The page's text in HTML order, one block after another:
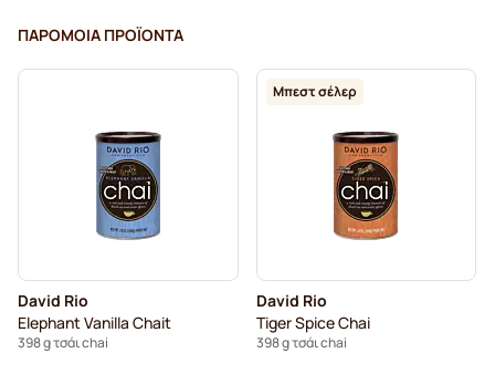
ΠΑΡΌΜΟΙΑ ΠΡΟΪΌΝΤΑ
David Rio
Elephant Vanilla Chait
398 g τσάι chai
Μπεστ σέλερ
David Rio
Tiger Spice Chai
398 g τσάι chai